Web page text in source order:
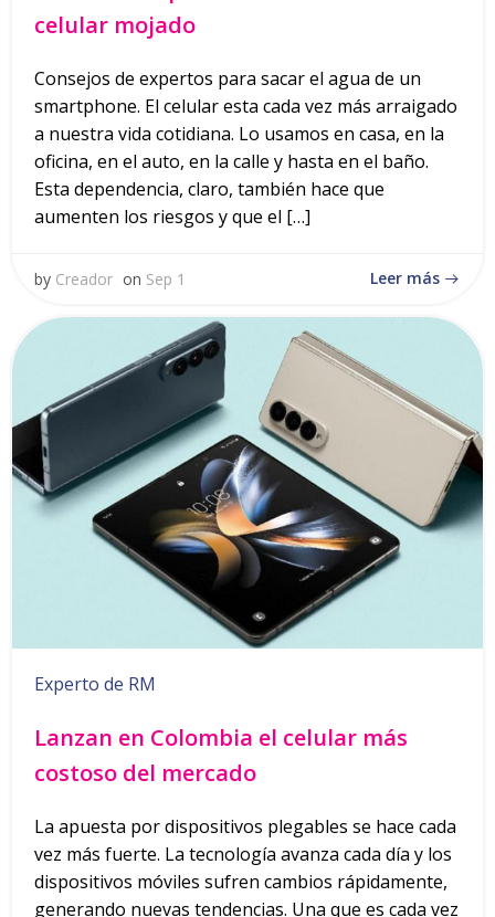
celular mojado
Consejos de expertos para sacar el agua de un
smartphone. El celular esta cada vez más arraigado
a nuestra vida cotidiana. Lo usamos en casa, en la
oficina, en el auto, en la calle y hasta en el baño.
Esta dependencia, claro, también hace que
aumenten los riesgos y que el […]
by Creador on Sep 1 Leer más
Experto de RM
Lanzan en Colombia el celular más
costoso del mercado
La apuesta por dispositivos plegables se hace cada
vez más fuerte. La tecnología avanza cada día y los
dispositivos móviles sufren cambios rápidamente,
generando nuevas tendencias. Una que es cada vez